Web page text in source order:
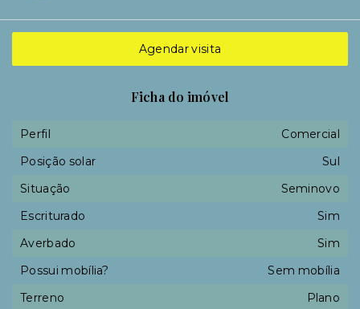
Agendar visita
Ficha do imóvel
Perfil
Comercial
Posição solar
Sul
Situação
Seminovo
Escriturado
Sim
Averbado
Sim
Possui mobília?
Sem mobília
Terreno
Plano